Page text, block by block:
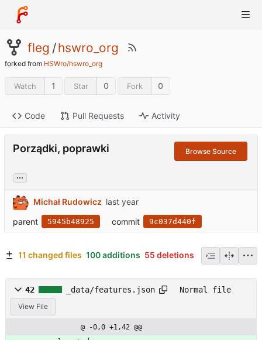
fleg /hswro_org
forked from HSWro/hswro_org
Watch 1 Star 0 Fork 0
Code Pull Requests Activity
Porządki, poprawki Browse Source
...
Michał Rudowicz
parent
5945b48925 commit 9c037d440f
11 changed files 100 additions 55 deletions
42 _data/features.json Normal file
View File
@ -0,0 +1,42 @@